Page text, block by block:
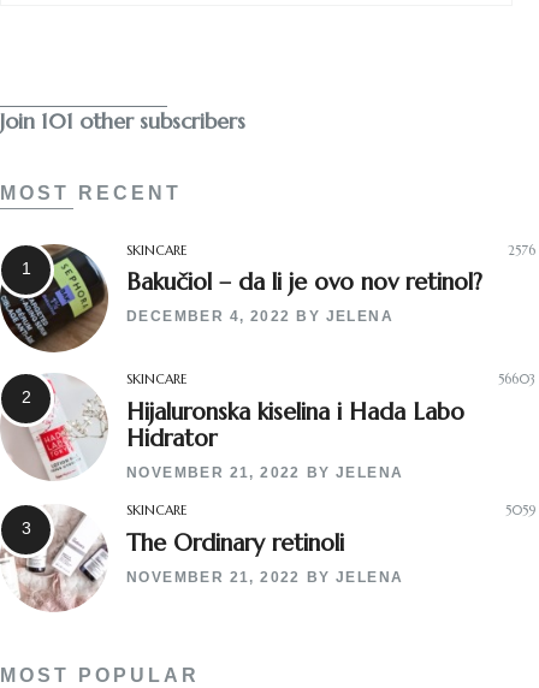
Join 101 other subscribers
MOST RECENT
SKINCARE 2576
Bakučiol – da li je ovo nov retinol?
DECEMBER 4, 2022 BY JELENA
SKINCARE 56603
Hijaluronska kiselina i Hada Labo
Hidrator
NOVEMBER 21, 2022 BYJELENA
SKINCARE 5059
The Ordinary retinoli
NOVEMBER 21, 2022 BYJELENA
MOST POPULAR